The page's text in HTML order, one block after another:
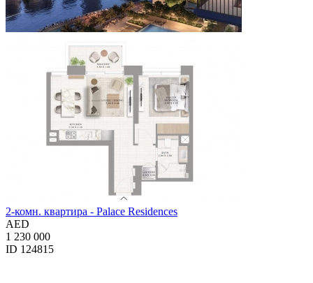
2-комн. квартира - Palace Residences
AED
1 230 000
ID 124815